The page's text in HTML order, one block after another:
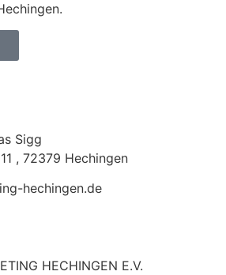
Sigg
, 72379 Hechingen
hechingen.de
HECHINGEN E.V.